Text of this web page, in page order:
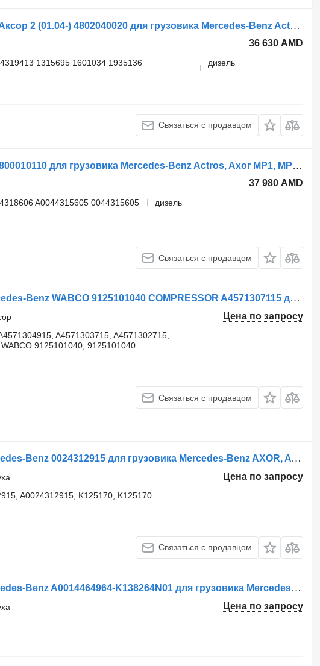
Модулятор EBS WABCO Аксор 2 (01.04-) 4802040020 для грузовика Mercedes-Benz Actros, Axor MP1, MP2, MP3 (1996-2014)
36 630 AMD
1315695 1601034 1935136
дизель
Связаться с продавцом
Пневмоклапан WABCO 4800010110 для грузовика Mercedes-Benz Actros, Axor MP1, MP2, MP3 (1996-2014)
37 980 AMD
A0044315605 0044315605
дизель
Связаться с продавцом
Пневмокомпрессор Mercedes-Benz WABCO 9125101040 COMPRESSOR A4571307115 для грузовика Mercedes-Benz AXOR 1840
Цена по запросу
A4571303715, A4571302715,
9125101040, 9125101040...
Связаться с продавцом
Осушитель воздуха Mercedes-Benz 0024312915 для грузовика Mercedes-Benz AXOR, ATEGO
Цена по запросу
A0024312915, K125170, K125170
Связаться с продавцом
Осушитель воздуха Mercedes-Benz A0014464964-K138264N01 для грузовика Mercedes-Benz Actros Mp2 Actros Mp3 Atego Axor
Цена по запросу